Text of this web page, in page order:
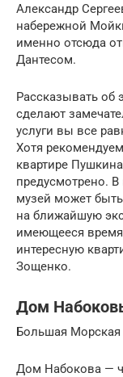
Александр
набережной
именно отсюда
Дантесом.
Рассказывать об
сделают
услуги вы все
Хотя
квартире
предусмотрено.
музей может
на ближайшую
имеющееся время
интересную
Зощенко.
Дом
Большая Морская
Дом Набокова —